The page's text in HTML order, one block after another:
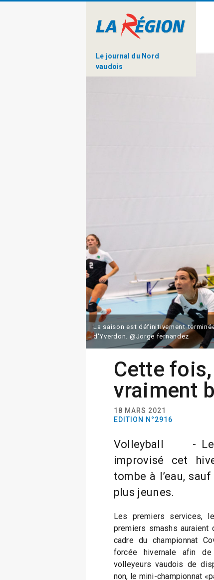
Le journal du Nord
vaudois
La saison est définitivement
d'Yverdon. @Jorge fernandez
Cette
vraiment
18 MARS 2021
EDITION N°2916
Volleyball -
improvisé cet
tombe à l’eau,
plus jeunes.
Les premiers services,
premiers smashs auraient
cadre du championnat
forcée hivernale afin
volleyeurs vaudois de
non, le mini-championnat